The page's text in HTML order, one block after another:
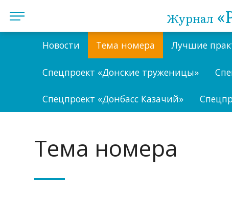
Журнал
Новости Тема номера Лучшие
Спецпроект «Донские труженицы»
Спецпроект «Донбасс Казачий»
Тема номера